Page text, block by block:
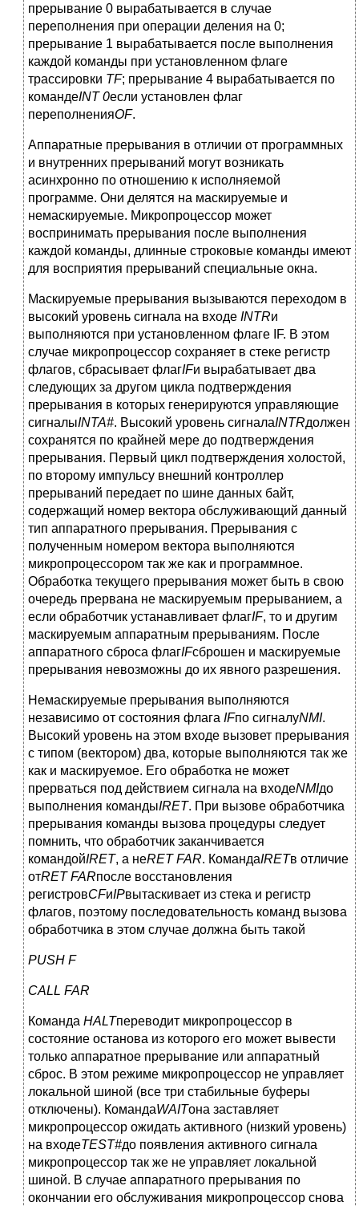
прерывание 0 вырабатывается в случае
переполнения при операции деления на 0;
прерывание 1 вырабатывается после выполнения
каждой команды при установленном флаге
трассировки TF; прерывание 4 вырабатывается по
командеINT 0если установлен флаг
переполненияOF.
Аппаратные прерывания в отличии от программных
и внутренних прерываний могут возникать
асинхронно по отношению к исполняемой
программе. Они делятся на маскируемые и
немаскируемые. Микропроцессор может
воспринимать прерывания после выполнения
каждой команды, длинные строковые команды имеют
для восприятия прерываний специальные окна.
Маскируемые прерывания вызываются переходом в
высокий уровень сигнала на входе INTRи
выполняются при установленном флаге IF. В этом
случае микропроцессор сохраняет в стеке регистр
флагов, сбрасывает флагIFи вырабатывает два
следующих за другом цикла подтверждения
прерывания в которых генерируются управляющие
сигналыINTA#. Высокий уровень сигналаINTRдолжен
сохранятся по крайней мере до подтверждения
прерывания. Первый цикл подтверждения холостой,
по второму импульсу внешний контроллер
прерываний передает по шине данных байт,
содержащий номер вектора обслуживающий данный
тип аппаратного прерывания. Прерывания с
полученным номером вектора выполняются
микропроцессором так же как и программное.
Обработка текущего прерывания может быть в свою
очередь прервана не маскируемым прерыванием, а
если обработчик устанавливает флагIF, то и другим
маскируемым аппаратным прерываниям. После
аппаратного сброса флагIFсброшен и маскируемые
прерывания невозможны до их явного разрешения.
Немаскируемые прерывания выполняются
независимо от состояния флага IFпо сигналуNMI.
Высокий уровень на этом входе вызовет прерывания
с типом (вектором) два, которые выполняются так же
как и маскируемое. Его обработка не может
прерваться под действием сигнала на входеNMIдо
выполнения командыIRET. При вызове обработчика
прерывания команды вызова процедуры следует
помнить, что обработчик заканчивается
командойIRET, а неRET FAR. КомандаIRETв отличие
отRET FARпосле восстановления
регистровCFиIPвытаскивает из стека и регистр
флагов, поэтому последовательность команд вызова
обработчика в этом случае должна быть такой
PUSH F
CALL FAR
Команда HALTпереводит микропроцессор в
состояние останова из которого его может вывести
только аппаратное прерывание или аппаратный
сброс. В этом режиме микропроцессор не управляет
локальной шиной (все три стабильные буферы
отключены). КомандаWAITона заставляет
микропроцессор ожидать активного (низкий уровень)
на входеTEST#до появления активного сигнала
микропроцессор так же не управляет локальной
шиной. В случае аппаратного прерывания по
окончании его обслуживания микропроцессор снова